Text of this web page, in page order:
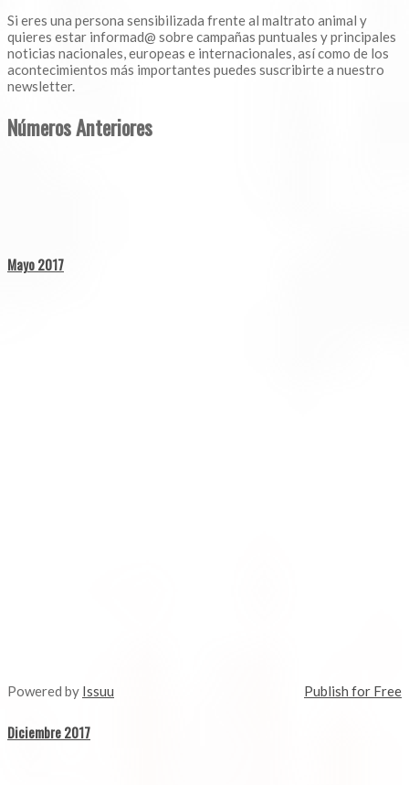
Si eres una persona sensibilizada frente al maltrato animal y
quieres estar informad@ sobre campañas puntuales y principales
noticias nacionales, europeas e internacionales, así como de los
acontecimientos más importantes puedes suscribirte a nuestro
newsletter.
Números Anteriores
Mayo 2017
Powered by Issuu Publish for Free
Diciembre 2017